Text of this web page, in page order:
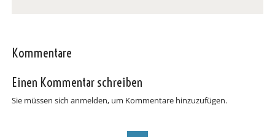
Kommentare
Einen Kommentar schreiben
Sie müssen sich anmelden, um Kommentare hinzuzufügen.